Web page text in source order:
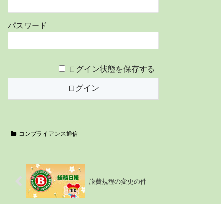
パスワード
ログイン状態を保存する
コンプライアンス通信
旅費規程の変更の件